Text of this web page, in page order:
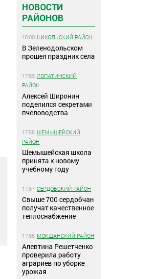
НОВОСТИ
РАЙОНОВ
18:00 НИКОЛЬСКИЙ РАЙОН
В Зеленодольском
прошел праздник села
17:59 ЛОПАТИНСКИЙ
РАЙОН
Алексей Широнин
поделился секретами
пчеловодства
17:58 ШЕМЫШЕЙСКИЙ
РАЙОН
Шемышейская школа
принята к новому
учебному году
17:57 СЕРДОБСКИЙ РАЙОН
Свыше 700 сердобчан
получат качественное
теплоснабжение
17:56 МОКШАНСКИЙ РАЙОН
Алевтина Решетченко
проверила работу
аграриев по уборке
урожая